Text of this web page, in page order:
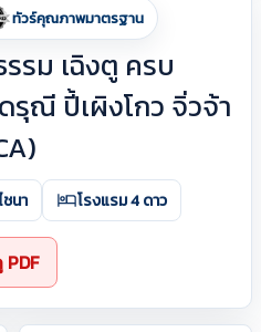
ทัวร์คุณภาพมาตรฐาน
รม เฉิงตู ครบ
รุณี ปี้เผิงโกว จิ่วจ้า
นา โรงแรม 4 ดาว
PDF